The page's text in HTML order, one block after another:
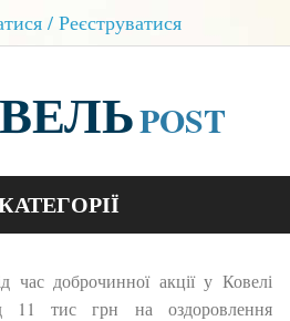
/ Реєструватися
POST
БЛОГИ
час доброчинної акції у Ковелі
11 тис грн на оздоровлення